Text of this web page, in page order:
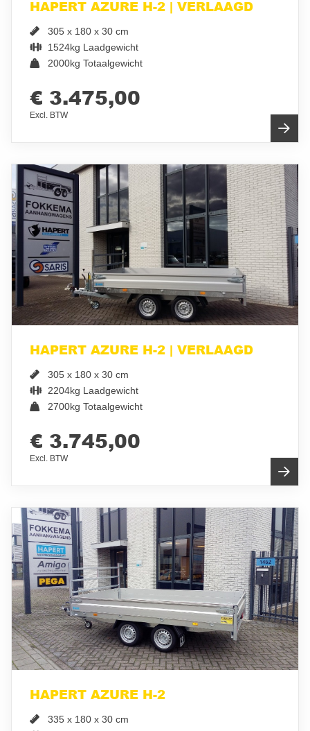
HAPERT AZURE H-2 | VERLAAGD
305 x 180 x 30 cm
1524kg Laadgewicht
2000kg Totaalgewicht
€ 3.475,00
Excl. BTW
HAPERT AZURE H-2 | VERLAAGD
305 x 180 x 30 cm
2204kg Laadgewicht
2700kg Totaalgewicht
€ 3.745,00
Excl. BTW
HAPERT AZURE H-2
335 x 180 x 30 cm